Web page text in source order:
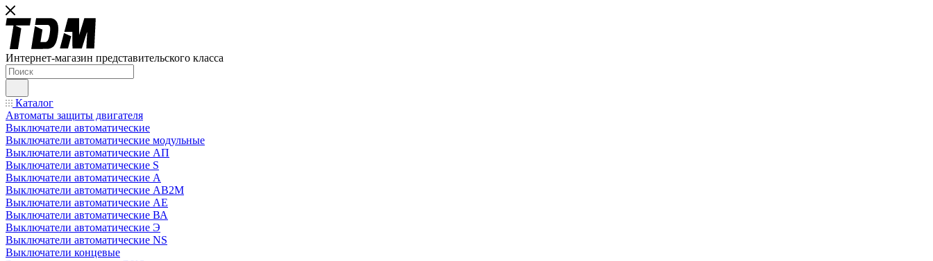
Интернет-магазин представительского класса
Каталог
Автоматы защиты двигателя
Выключатели автоматические
Выключатели автоматические модульные
Выключатели автоматические АП
Выключатели автоматические S
Выключатели автоматические А
Выключатели автоматические АВ2М
Выключатели автоматические АЕ
Выключатели автоматические ВА
Выключатели автоматические Э
Выключатели автоматические NS
Выключатели концевые